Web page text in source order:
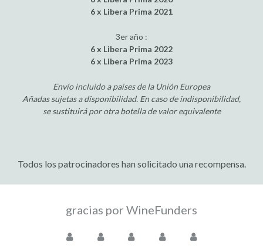
6 x Libera Prima 2021
3er año :
6 x Libera Prima 2022
6 x Libera Prima 2023
Envío incluido a paises de la Unión Europea
Añadas sujetas a disponibilidad. En caso de indisponibilidad,
se sustituirá por otra botella de valor equivalente
Todos los patrocinadores han solicitado una recompensa.
gracias por WineFunders